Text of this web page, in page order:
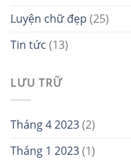
Luyện chữ đẹp (25)
Tin tức (13)
LƯU TRỮ
Tháng 4 2023(2)
Tháng 1 2023(1)